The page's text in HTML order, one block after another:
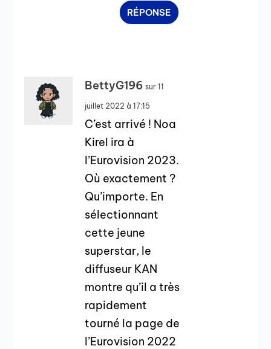
RÉPONSE
BettyG196 sur 11
juillet 2022 à 17:15
C’est arrivé ! Noa
Kirel ira à
l’Eurovision 2023.
Où exactement ?
Qu’importe. En
sélectionnant
cette jeune
superstar, le
diffuseur KAN
montre qu’il a très
rapidement
tourné la page de
l’Eurovision 2022